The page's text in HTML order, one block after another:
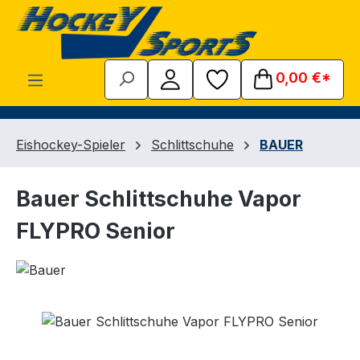
Zum Hauptinhalt springen
0,00 €*
Eishockey-Spieler Schlittschuhe BAUER
Bauer Schlittschuhe Vapor
FLYPRO Senior
Bildergalerie überspringen